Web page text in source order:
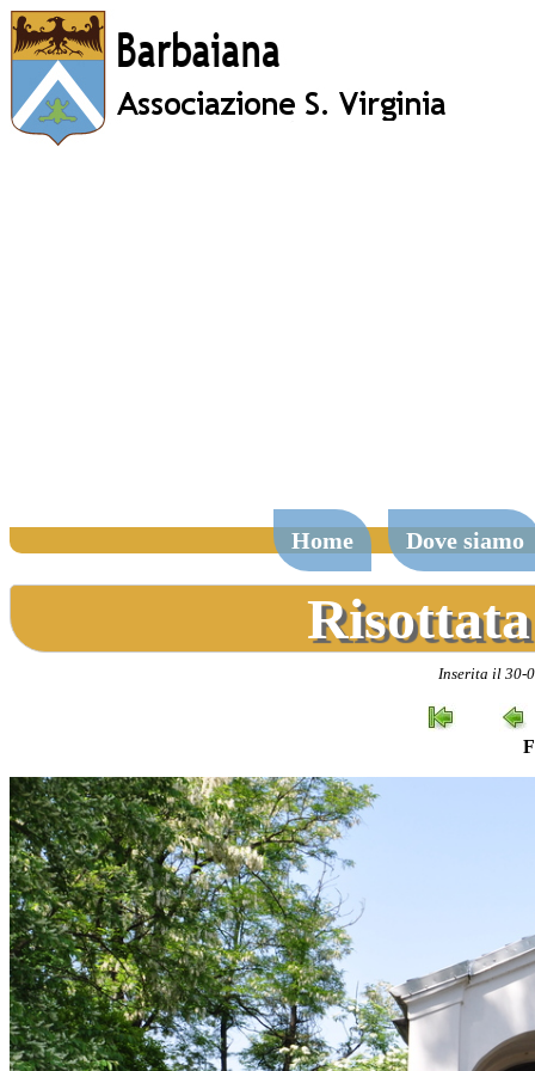
Home Dove siamo
Inserita il 30-